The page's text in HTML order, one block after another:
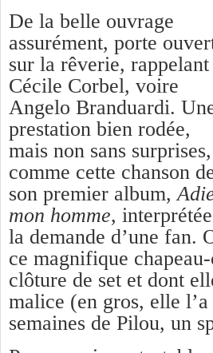
De la belle ouvrage
assurément, porte
sur la rêverie, rappelant
Cécile Corbel, voire
Angelo Branduardi.
prestation bien rodée,
mais non sans surprises,
comme cette chanson
son premier album,
mon homme,
la demande d’une fan.
ce magnifique
clôture de set et dont
malice (en gros, elle
semaines de Pilou, un